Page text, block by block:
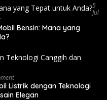
5
Jul
Bensin: Mana yang
Listrik dengan Teknologi
Elegan